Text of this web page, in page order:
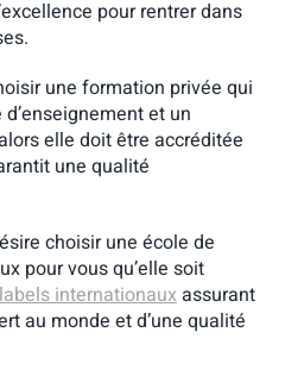
pour rentrer dans
une formation privée qui
et un
elle doit être accréditée
une qualité
choisir une école de
pour vous qu’elle soit
labels internationauxassurant
au monde et d’une qualité